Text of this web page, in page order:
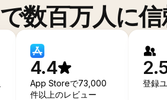
数百万人に
4.4
App Storeで73,000
件以上のレビュー
登録